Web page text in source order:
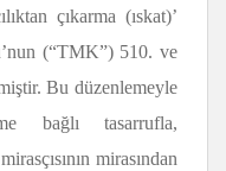
çıkarma (ıskat)’
(“TMK”) 510. ve
Bu düzenlemeyle
bağlı tasarrufla,
mirasından